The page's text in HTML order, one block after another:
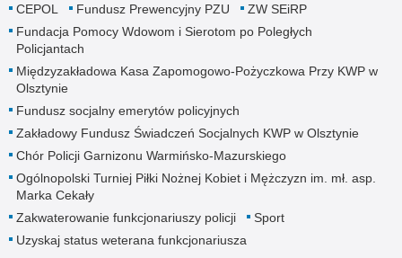
CEPOL
Fundusz Prewencyjny PZU
ZW SEiRP
Fundacja Pomocy Wdowom i Sierotom po Poległych
Policjantach
Międzyzakładowa Kasa Zapomogowo-Pożyczkowa Przy KWP w
Olsztynie
Fundusz socjalny emerytów policyjnych
Zakładowy Fundusz Świadczeń Socjalnych KWP w Olsztynie
Chór Policji Garnizonu Warmińsko-Mazurskiego
Ogólnopolski Turniej Piłki Nożnej Kobiet i Mężczyzn im. mł. asp.
Marka Cekały
Zakwaterowanie funkcjonariuszy policji
Sport
Uzyskaj status weterana funkcjonariusza